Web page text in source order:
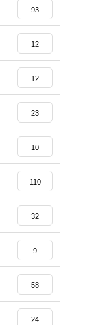
93
12
12
23
10
110
32
9
58
24